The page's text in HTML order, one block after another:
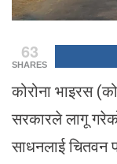
63
SHARES
कोरोना भाइरस
सरकारले लागू
साधनलाई चितवन